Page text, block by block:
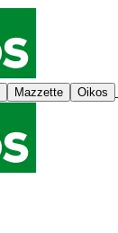
Mazzette Oikos